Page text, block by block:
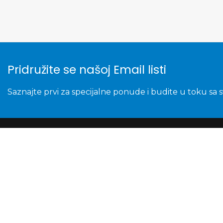
Pridružite se našoj Email listi
Saznajte prvi za specijalne ponude i budite u toku sa